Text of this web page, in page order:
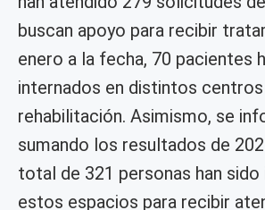
buscan apoyo para recibir
enero a la fecha, 70 pacientes
internados en distintos
rehabilitación. Asimismo, se
sumando los resultados de
total de 321 personas han sido
estos espacios para recibir